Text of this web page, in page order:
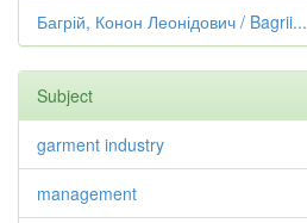
Багрій, Конон Леонідович / Bagrii...
Subject
garment industry
management